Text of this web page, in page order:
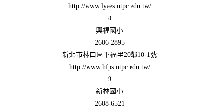
http://www.lyaes.ntpc.edu.tw/
8
興福國小
2606-2895
新北市林口區下福里20鄰10-1號
http://www.hfps.ntpc.edu.tw/
9
新林國小
2608-6521